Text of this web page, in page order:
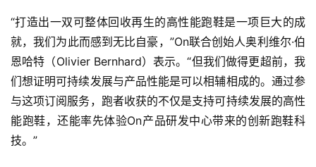
“打造出一双可整体回收再生的高性能跑鞋是一项巨大的成
就，我们为此而感到无比自豪，”On联合创始人奥利维尔·伯
恩哈特（Olivier Bernhard）表示。“但我们做得更超前，我
们想证明可持续发展与产品性能是可以相辅相成的。通过参
与这项订阅服务，跑者收获的不仅是支持可持续发展的高性
能跑鞋，还能率先体验On产品研发中心带来的创新跑鞋科
技。”